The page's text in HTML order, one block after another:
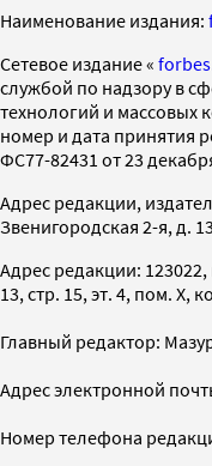
Наименование издания:
Cетевое издание «
службой по надзору в
технологий и массовых
номер и дата принятия
ФС77-82431 от 23
Адрес редакции,
Звенигородская 2-я, д.
Адрес редакции: 123022,
13, стр. 15, эт. 4, пом. X,
Главный редактор:
Адрес электронной
Номер телефона